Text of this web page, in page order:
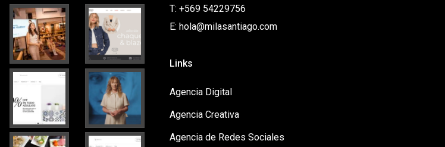
T: +569 54229756
E: hola@milasantiago.com
Links
Agencia Digital
Agencia Creativa
Agencia de Redes Sociales